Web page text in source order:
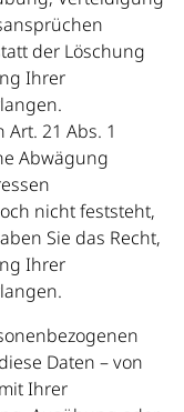
der Löschung
Ihrer
21 Abs. 1
Abwägung
nicht feststeht,
Sie das Recht,
Ihrer
Daten – von
Ihrer